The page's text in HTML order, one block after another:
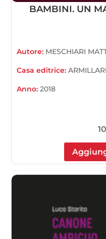
BAMBINI. UN
Autore: MESCHIARI
Casa editrice:
Anno:2018